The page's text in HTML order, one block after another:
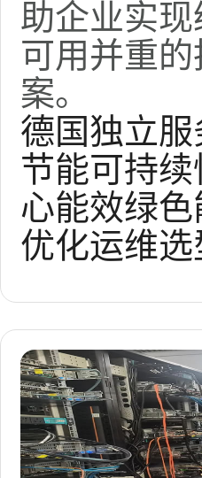
助企业实
可用并重的
案。
德国独立
节能可持
心能效绿
优化运维选